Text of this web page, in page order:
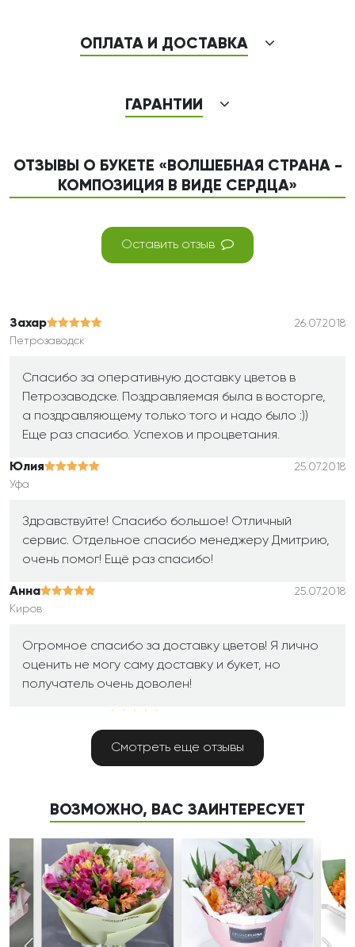
ОПЛАТА И ДОСТАВКА
ГАРАНТИИ
ОТЗЫВЫ О БУКЕТЕ «ВОЛШЕБНАЯ СТРАНА -
КОМПОЗИЦИЯ В ВИДЕ СЕРДЦА»
Оставить отзыв
Захар
26.07.2018
Петрозаводск
Спасибо за оперативную доставку цветов в
Петрозаводске. Поздравляемая была в восторге,
а поздравляющему только того и надо было :))
Еще раз спасибо. Успехов и процветания.
Юлия
25.07.2018
Уфа
Здравствуйте! Спасибо большое! Отличный
сервис. Отдельное спасибо менеджеру Дмитрию,
очень помог! Ещё раз спасибо!
Анна
25.07.2018
Киров
Огромное спасибо за доставку цветов! Я лично
оценить не могу саму доставку и букет, но
получатель очень доволен!
потрясающий выбор букетов и
Дмитрий
23.07.2018
Сызрань
Здравствуйте! Спасибо большое! Все здорово,
отлично! Доставка вовремя, все счастливы!
Смотреть еще отзывы
ВОЗМОЖНО, ВАС ЗАИНТЕРЕСУЕТ